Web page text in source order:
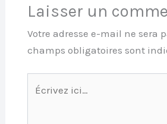
Laisser un
Votre adresse e-mail ne sera
champs obligatoires sont